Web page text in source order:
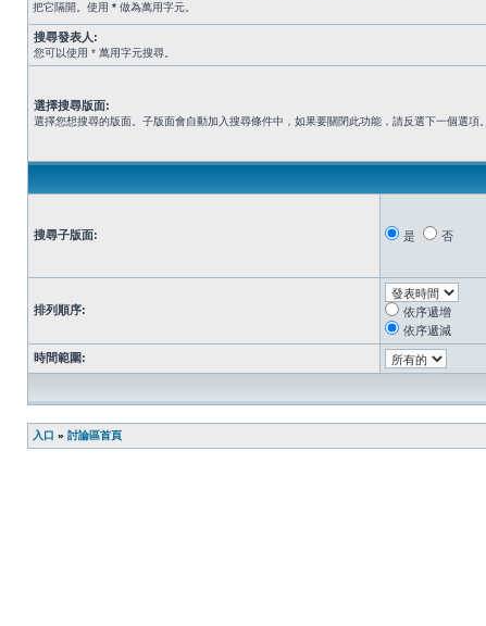
把它隔開。使用 * 做為萬用字元。
搜尋發表人:
您可以使用 * 萬用字元搜尋。
選擇搜尋版面:
選擇您想搜尋的版面。子版面會自動加入搜尋條件中，如果要關閉此功能，請反選下一個選項。
搜尋子版面: 是 否
排列順序:
依序遞增
依序遞減
時間範圍:
入口 » 討論區首頁